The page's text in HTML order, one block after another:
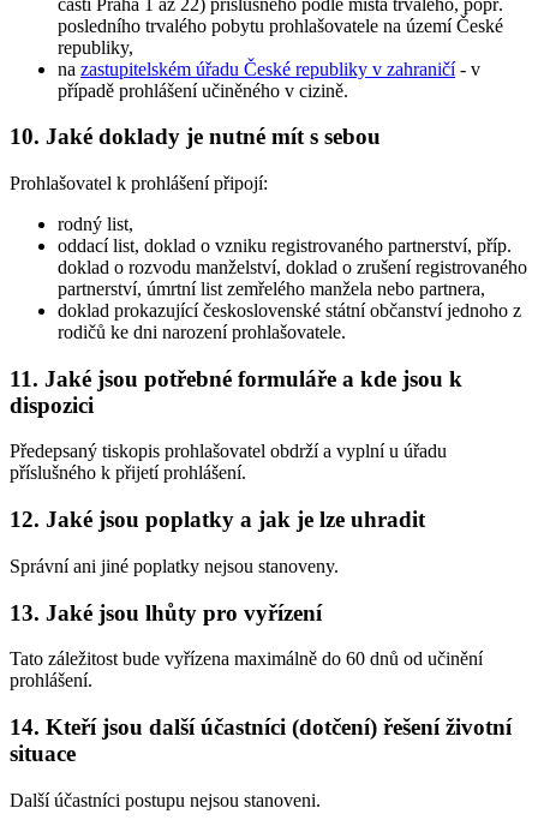
posledního trvalého pobytu prohlašovatele na území České
republiky,
na zastupitelském úřadu České republiky v zahraničí- v
případě prohlášení učiněného v cizině.
10. Jaké doklady je nutné mít s sebou
Prohlašovatel k prohlášení připojí:
rodný list,
oddací list, doklad o vzniku registrovaného partnerství, příp.
doklad o rozvodu manželství, doklad o zrušení registrovaného
partnerství, úmrtní list zemřelého manžela nebo partnera,
doklad prokazující československé státní občanství jednoho z
rodičů ke dni narození prohlašovatele.
11. Jaké jsou potřebné formuláře a kde jsou k
dispozici
Předepsaný tiskopis prohlašovatel obdrží a vyplní u úřadu
příslušného k přijetí prohlášení.
12. Jaké jsou poplatky a jak je lze uhradit
Správní ani jiné poplatky nejsou stanoveny.
13. Jaké jsou lhůty pro vyřízení
Tato záležitost bude vyřízena maximálně do 60 dnů od učinění
prohlášení.
14. Kteří jsou další účastníci (dotčení) řešení životní
situace
Další účastníci postupu nejsou stanoveni.